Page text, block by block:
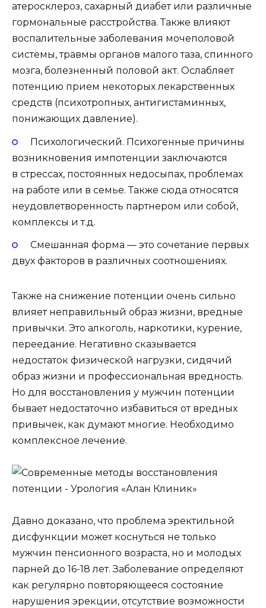
атеросклероз, сахарный диабет или различные
гормональные расстройства. Также влияют
воспалительные заболевания мочеполовой
системы, травмы органов малого таза, спинного
мозга, болезненный половой акт. Ослабляет
потенцию прием некоторых лекарственных
средств (психотропных, антигистаминных,
понижающих давление).
Психологический. Психогенные причины
возникновения импотенции заключаются
в стрессах, постоянных недосыпах, проблемах
на работе или в семье. Также сюда относятся
неудовлетворенность партнером или собой,
комплексы и т.д.
Смешанная форма — это сочетание первых
двух факторов в различных соотношениях.
Также на снижение потенции очень сильно
влияет неправильный образ жизни, вредные
привычки. Это алкоголь, наркотики, курение,
переедание. Негативно сказывается
недостаток физической нагрузки, сидячий
образ жизни и профессиональная вредность.
Но для восстановления у мужчин потенции
бывает недостаточно избавиться от вредных
привычек, как думают многие. Необходимо
комплексное лечение.
Давно доказано, что проблема эректильной
дисфункции может коснуться не только
мужчин пенсионного возраста, но и молодых
парней до 16-18 лет. Заболевание определяют
как регулярно повторяющееся состояние
нарушения эрекции, отсутствие возможности